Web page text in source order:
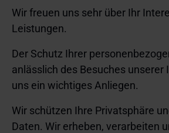
Wir freuen uns sehr über Ihr
Leistungen.
Der Schutz Ihrer
anlässlich des Besuches unserer
uns ein wichtiges Anliegen.
Wir schützen Ihre Privatsphäre
Daten. Wir erheben, verarbeiten